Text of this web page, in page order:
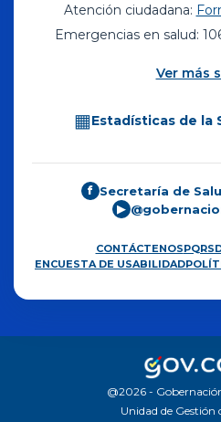
Atención ciudadana:
Emergencias en salud:
Ver más
▦Estadísticas de la
f Secretaría de
▶
CONTÁCTENOS
ENCUESTA DE USABILIDAD
@2026 -
Unidad de Gestión